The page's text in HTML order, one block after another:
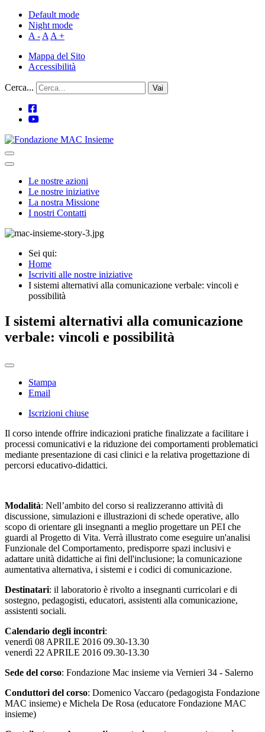
Default mode
Night mode
A - A A +
Mappa del Sito
Accessibilità
Cerca... Vai
Le nostre azioni
Le nostre iniziative
La nostra Missione
I nostri Contatti
Sei qui:
Home
Iscriviti alle nostre iniziative
I sistemi alternativi alla comunicazione verbale: vincoli e
possibilità
I sistemi alternativi alla comunicazione
verbale: vincoli e possibilità
Stampa
Email
Iscrizioni chiuse
Il corso intende offrire indicazioni pratiche finalizzate a facilitare i
processi comunicativi e la riduzione dei comportamenti problematici
mediante presentazione di casi clinici e la relativa progettazione di
percorsi educativo-didattici.
Modalità: Nell’ambito del corso si realizzeranno attività di
discussione, simulazioni e illustrazioni di schede operative, allo
scopo di orientare gli insegnanti a meglio progettare un PEI che
guardi al Progetto di Vita. Verrà illustrato come eseguire un'analisi
Funzionale del Comportamento, predisporre spazi inclusivi e
adattare unità didattiche ai fini dell'inclusione; la comunicazione
aumentativa alternativa, i sistemi e i codici di comunicazione.
Destinatari: il laboratorio è rivolto a insegnanti curricolari e di
sostegno, pedagogisti, educatori, assistenti alla comunicazione,
assistenti sociali.
Calendario degli incontri:
venerdì 08 APRILE 2016 09.30-13.30
venerdì 22 APRILE 2016 09.30-13.30
Sede del corso: Fondazione Mac insieme via Vernieri 34 - Salerno
Conduttori del corso: Domenico Vaccaro (pedagogista Fondazione
MAC insieme) e Michela De Rosa (educatore Fondazione MAC
insieme)